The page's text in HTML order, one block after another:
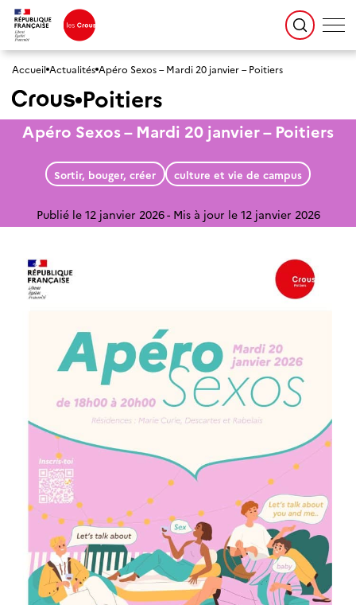
Accueil Actualités Apéro Sexos – Mardi 20 janvier – Poitiers
Poitiers
Apéro Sexos – Mardi 20 janvier – Poitiers
Sortir, bouger, créer culture et vie de campus
Publié le 12 janvier 2026 Mis à jour le 12 janvier 2026